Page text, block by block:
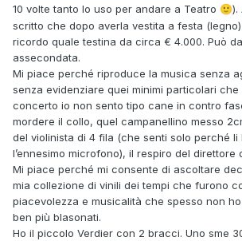
10 volte tanto lo uso per andare a Teatro 🙂).
scritto che dopo averla vestita a festa
ricordo quale testina da circa € 4.000. Può
assecondata.
Mi piace perché riproduce la musica senza
senza evidenziare quei minimi particolari che
concerto io non sento tipo cane in contro
mordere il collo, quel campanellino messo
del violinista di 4 fila (che senti solo perché li
l’ennesimo microfono), il respiro del direttore
Mi piace perché mi consente di ascoltare
mia collezione di vinili dei tempi che furono
piacevolezza e musicalità che spesso non
ben più blasonati.
Ho il piccolo Verdier con 2 bracci. Uno sme